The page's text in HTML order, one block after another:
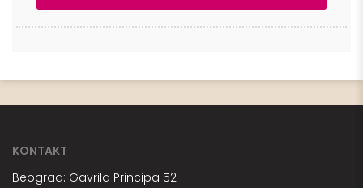
KONTAKT
Beograd: Gavrila Principa 52